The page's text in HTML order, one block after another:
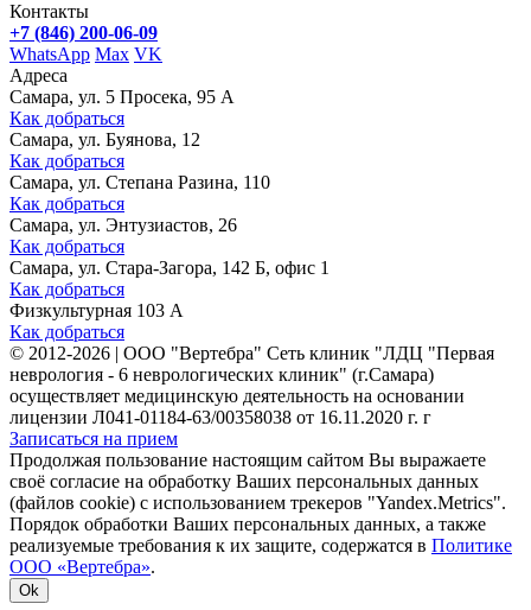
Контакты
+7 (846) 200-06-09
WhatsApp Max VK
Адреса
Самара, ул. 5 Просека, 95 А
Как добраться
Самара, ул. Буянова, 12
Как добраться
Самара, ул. Степана Разина, 110
Как добраться
Самара, ул. Энтузиастов, 26
Как добраться
Самара, ул. Стара-Загора, 142 Б, офис 1
Как добраться
Физкультурная 103 А
Как добраться
© 2012-2026 | ООО "Вертебра" Сеть клиник "ЛДЦ "Первая
неврология - 6 неврологических клиник" (г.Самара)
осуществляет медицинскую деятельность на основании
лицензии Л041-01184-63/00358038 от 16.11.2020 г. г
Записаться на прием
Продолжая пользование настоящим сайтом Вы выражаете
своё согласие на обработку Ваших персональных данных
(файлов cookie) с использованием трекеров "Yandex.Metrics".
Порядок обработки Ваших персональных данных, а также
реализуемые требования к их защите, содержатся в Политике
ООО «Вертебра».
Ok